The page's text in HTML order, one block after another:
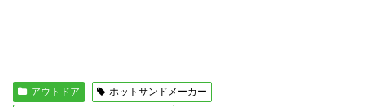
アウトドア
ホットサンドメーカー